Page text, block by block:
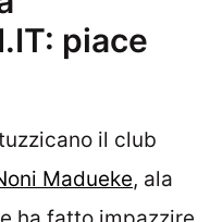
piace
il club
Madueke, ala